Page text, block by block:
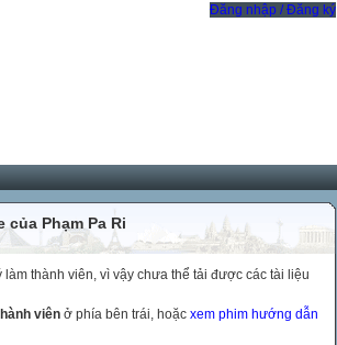
Đăng nhập / Đăng ký
Phạm Pa Ri
thành viên, vì vậy chưa thể tải được các tài liệu
viên ở phía bên trái, hoặc xem phim hướng dẫn